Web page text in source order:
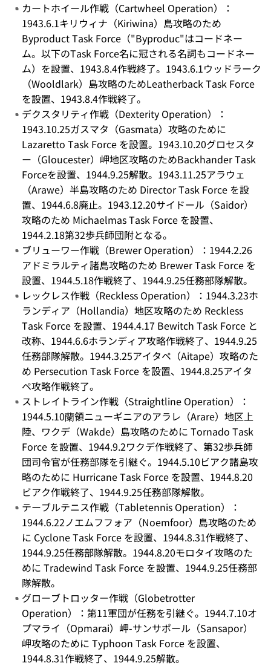
カートホイール作戦（Cartwheel Operation）：
1943.6.1キリウィナ（Kiriwina）島攻略のため
Byproduct Task Force（"Byproduc"はコードネー
ム。以下のTask Force名に冠される名詞もコードネー
ム）を設置、1943.8.4作戦終了。1943.6.1ウッドラーク
（Wooldlark）島攻略のためLeatherback Task Force
を設置、1943.8.4作戦終了。
デクスタリティ作戦（Dexterity Operation）：
1943.10.25ガスマタ（Gasmata）攻略のために
Lazaretto Task Force を設置。1943.10.20グロセスタ
ー（Gloucester）岬地区攻略のためBackhander Task
Forceを設置、1944.9.25解散。1943.11.25アラウェ
（Arawe）半島攻略のため Director Task Force を設
置、1944.6.8廃止。1943.12.20サイドール（Saidor）
攻略のため Michaelmas Task Force を設置、
1944.2.18第32歩兵師団附となる。
ブリューワー作戦（Brewer Operation）：1944.2.26
アドミラルティ諸島攻略のため Brewer Task Force を
設置、1944.5.18作戦終了、1944.9.25任務部隊解散。
レックレス作戦（Reckless Operation）：1944.3.23ホ
ランディア（Hollandia）地区攻略のため Reckless
Task Force を設置、1944.4.17 Bewitch Task Force と
改称、1944.6.6ホランディア攻略作戦終了、1944.9.25
任務部隊解散。1944.3.25アイタペ（Aitape）攻略のた
め Persecution Task Force を設置、1944.8.25アイタ
ペ攻略作戦終了。
ストレイトライン作戦（Straightline Operation）：
1944.5.10蘭領ニューギニアのアラレ（Arare）地区上
陸、ワクデ（Wakde）島攻略のために Tornado Task
Force を設置、1944.9.2ワクデ作戦終了、第32歩兵師
団司令官が任務部隊を引継ぐ。1944.5.10ビアク諸島攻
略のために Hurricane Task Force を設置、1944.8.20
ビアク作戦終了、1944.9.25任務部隊解散。
テーブルテニス作戦（Tabletennis Operation）：
1944.6.22ノエムフフォア（Noemfoor）島攻略のため
に Cyclone Task Force を設置、1944.8.31作戦終了、
1944.9.25任務部隊解散。1944.8.20モロタイ攻略のた
めに Tradewind Task Force を設置、1944.9.25任務部
隊解散。
グローブトロッター作戦（Globetrotter
Operation）：第11軍団が任務を引継ぐ。1944.7.10オ
プマライ（Opmarai）岬-サンサポール（Sansapor）
岬攻略のために Typhoon Task Force を設置、
1944.8.31作戦終了、1944.9.25解散。